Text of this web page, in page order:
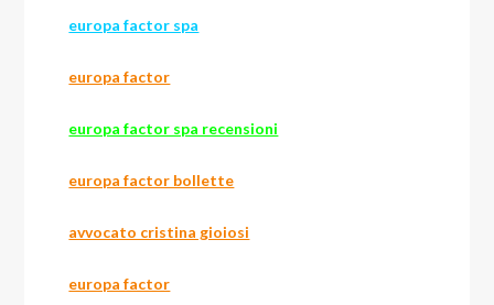
europa factor spa
europa factor
europa factor spa recensioni
europa factor bollette
avvocato cristina gioiosi
europa factor